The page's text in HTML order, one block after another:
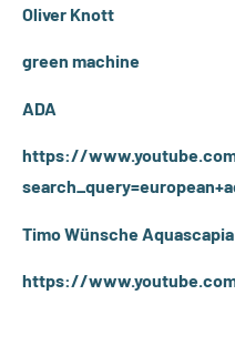
Oliver Knott
green machine
ADA
https://
Timo Wünsche Aquascapia
https://